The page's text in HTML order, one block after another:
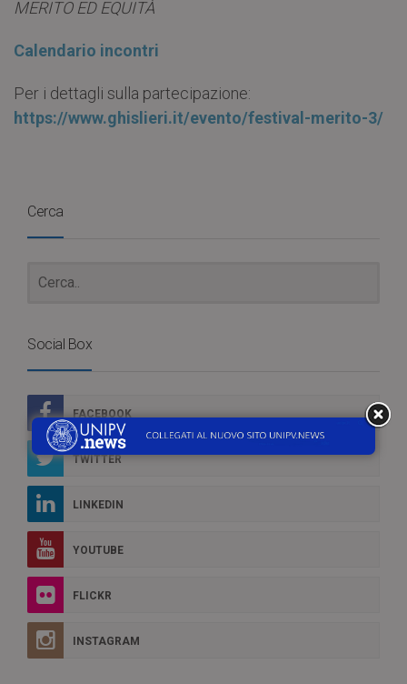
MERITO ED EQUITÀ
Calendario incontri
Per i dettagli sulla partecipazione:
https://www.ghislieri.it/evento/festival-merito-3/
Cerca
Social Box
FACEBOOK
TWITTER
LINKEDIN
YOUTUBE
FLICKR
INSTAGRAM